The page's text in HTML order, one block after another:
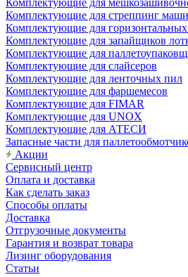
Комплектующие для
Комплектующие для стреппинг
Комплектующие для
Комплектующие для запайщиков
Комплектующие для
Комплектующие для слайсеров
Комплектующие для ленточных пил
Комплектующие для фаршемесов
Комплектующие для FIMAR
Комплектующие для UNOX
Комплектующие для АТЕСИ
Запасные части для
Акции
Сервисный центр
Оплата и доставка
Как сделать заказ
Способы оплаты
Доставка
Отгрузочные документы
Гарантия и возврат товара
Лизинг оборудования
Статьи